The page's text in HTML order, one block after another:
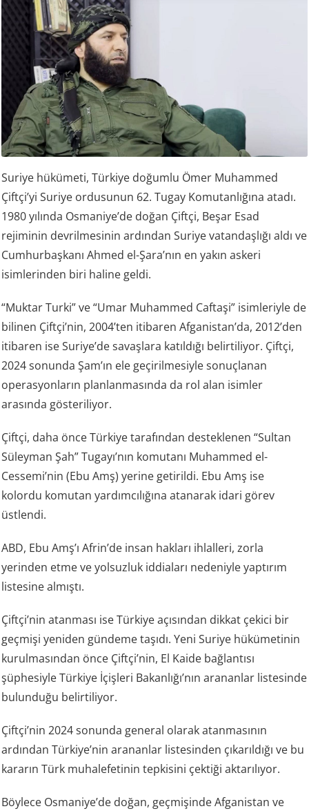
Suriye hükümeti, Türkiye doğumlu Ömer Muhammed
Çiftçi’yi Suriye ordusunun 62. Tugay Komutanlığına atadı.
1980 yılında Osmaniye’de doğan Çiftçi, Beşar Esad
rejiminin devrilmesinin ardından Suriye vatandaşlığı aldı ve
Cumhurbaşkanı Ahmed el-Şara’nın en yakın askeri
isimlerinden biri haline geldi.
“Muktar Turki” ve “Umar Muhammed Caftaşi” isimleriyle de
bilinen Çiftçi’nin, 2004’ten itibaren Afganistan’da, 2012’den
itibaren ise Suriye’de savaşlara katıldığı belirtiliyor. Çiftçi,
2024 sonunda Şam’ın ele geçirilmesiyle sonuçlanan
operasyonların planlanmasında da rol alan isimler
arasında gösteriliyor.
Çiftçi, daha önce Türkiye tarafından desteklenen “Sultan
Süleyman Şah” Tugayı’nın komutanı Muhammed el-
Cessemi’nin (Ebu Amş) yerine getirildi. Ebu Amş ise
kolordu komutan yardımcılığına atanarak idari görev
üstlendi.
ABD, Ebu Amş’ı Afrin’de insan hakları ihlalleri, zorla
yerinden etme ve yolsuzluk iddiaları nedeniyle yaptırım
listesine almıştı.
Çiftçi’nin atanması ise Türkiye açısından dikkat çekici bir
geçmişi yeniden gündeme taşıdı. Yeni Suriye hükümetinin
kurulmasından önce Çiftçi’nin, El Kaide bağlantısı
şüphesiyle Türkiye İçişleri Bakanlığı’nın arananlar listesinde
bulunduğu belirtiliyor.
Çiftçi’nin 2024 sonunda general olarak atanmasının
ardından Türkiye’nin arananlar listesinden çıkarıldığı ve bu
kararın Türk muhalefetinin tepkisini çektiği aktarılıyor.
Böylece Osmaniye’de doğan, geçmişinde Afganistan ve